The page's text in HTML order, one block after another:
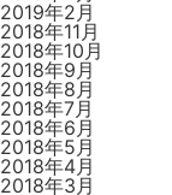
2019年2月
2018年11月
2018年10月
2018年9月
2018年8月
2018年7月
2018年6月
2018年5月
2018年4月
2018年3月